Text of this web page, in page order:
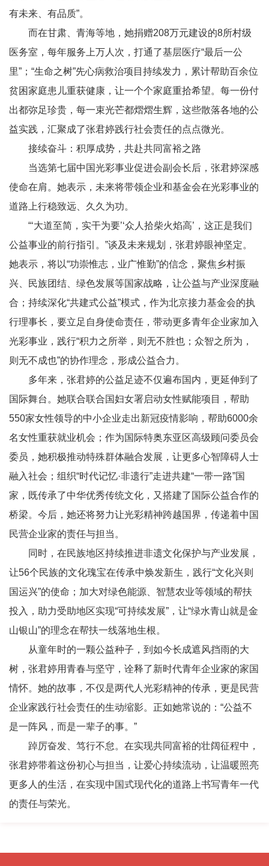
有未来、有品质”。
而在甘肃、青海等地，她捐赠208万元建设的8所村级
医务室，每年服务上万人次，打通了基层医疗“最后一公
里”；“生命之树”先心病救治项目持续发力，累计帮助百余位
贫困家庭患儿重获健康，让一个个家庭重拾希望。每一份付
出都弥足珍贵，每一束光芒都熠熠生辉，这些散落各地的公
益实践，汇聚成了张君婷践行社会责任的点点微光。
接续奋斗：积厚成势，共赴共同富裕之路
当选第七届中国光彩事业促进会副会长后，张君婷深感
使命在肩。她表示，未来将带领企业和基金会在光彩事业的
道路上行稳致远、久久为功。
“‘大道至简，实干为要’‘众人拾柴火焰高’，这正是我们
公益事业的前行指引。”谈及未来规划，张君婷眼神坚定。
她表示，将以“功崇惟志，业广惟勤”的信念，聚焦乡村振
兴、民族团结、绿色发展等国家战略，让公益与产业深度融
合；持续深化“共建式公益”模式，作为北京接力基金会的执
行理事长，要立足自身使命责任，带动更多青年企业家加入
光彩事业，践行“积力之所举，则无不胜也；众智之所为，
则无不成也”的协作理念，形成公益合力。
多年来，张君婷的公益足迹不仅遍布国内，更延伸到了
国际舞台。她联合联合国妇女署启动女性赋能项目，帮助
550家女性领导的中小企业走出新冠疫情影响，帮助6000余
名女性重获就业机会；作为国际特奥东亚区高级顾问委员会
委员，她积极推动特殊群体融合发展，让更多心智障碍人士
融入社会；组织“时代记忆·非遗行”走进共建“一带一路”国
家，既传承了中华优秀传统文化，又搭建了国际公益合作的
桥梁。今后，她还将努力让光彩精神跨越国界，传递着中国
民营企业家的责任与担当。
同时，在民族地区持续推进非遗文化保护与产业发展，
让56个民族的文化瑰宝在传承中焕发新生，践行“文化兴则
国运兴”的使命；加大对绿色能源、智慧农业等领域的帮扶
投入，助力受助地区实现“可持续发展”，让“绿水青山就是金
山银山”的理念在帮扶一线落地生根。
从童年时的一颗公益种子，到如今长成遮风挡雨的大
树，张君婷用青春与坚守，诠释了新时代青年企业家的家国
情怀。她的故事，不仅是两代人光彩精神的传承，更是民营
企业家践行社会责任的生动缩影。正如她常说的：“公益不
是一阵风，而是一辈子的事。”
踔厉奋发、笃行不怠。在实现共同富裕的壮阔征程中，
张君婷带着这份初心与担当，让爱心持续流动，让温暖照亮
更多人的生活，在实现中国式现代化的道路上书写青年一代
的责任与荣光。